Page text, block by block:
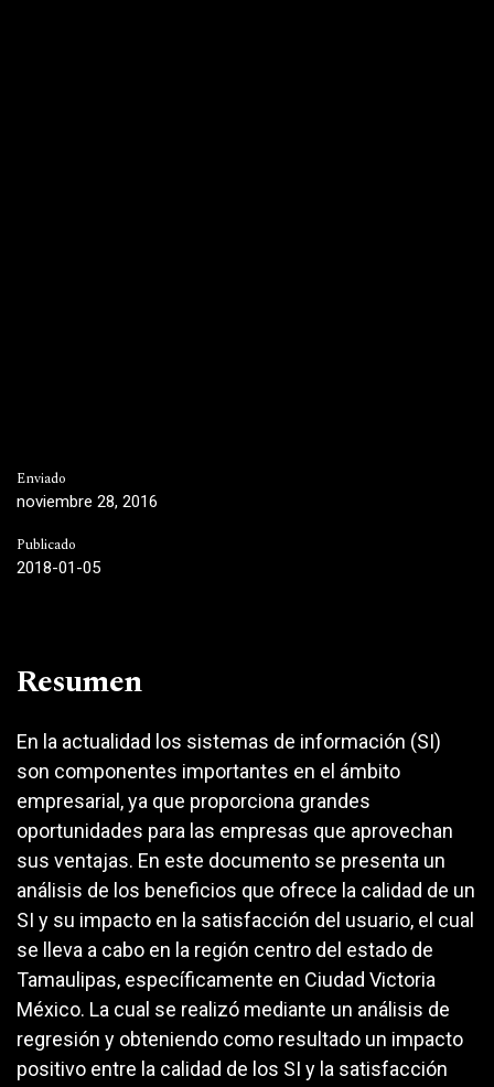
Enviado
noviembre 28, 2016
Publicado
2018-01-05
Resumen
En la actualidad los sistemas de información (SI)
son componentes importantes en el ámbito
empresarial, ya que proporciona grandes
oportunidades para las empresas que aprovechan
sus ventajas. En este documento se presenta un
análisis de los beneficios que ofrece la calidad de un
SI y su impacto en la satisfacción del usuario, el cual
se lleva a cabo en la región centro del estado de
Tamaulipas, específicamente en Ciudad Victoria
México. La cual se realizó mediante un análisis de
regresión y obteniendo como resultado un impacto
positivo entre la calidad de los SI y la satisfacción